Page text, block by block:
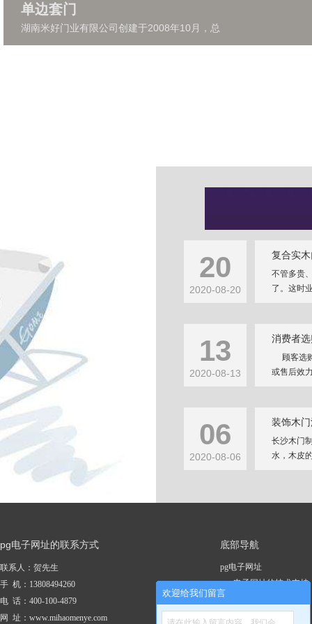
单边套门
湖南米好门业有限公司创建于2008年10月，总
20
2020-08-20
复合实
不管多贵
了。这时
13
2020-08-13
消费者
顾客选
或售后效
06
2020-08-06
装饰木
长沙木门
水，木皮
pg电子网址的联系方式
联系人：贺先生
手 机：13808494260
电 话：400-100-4879
网 址：www.mihaomenye.com
底部导航
pg电子网址
pg电子网址的技术支持
关于pg电子网址
欢迎给我们留言